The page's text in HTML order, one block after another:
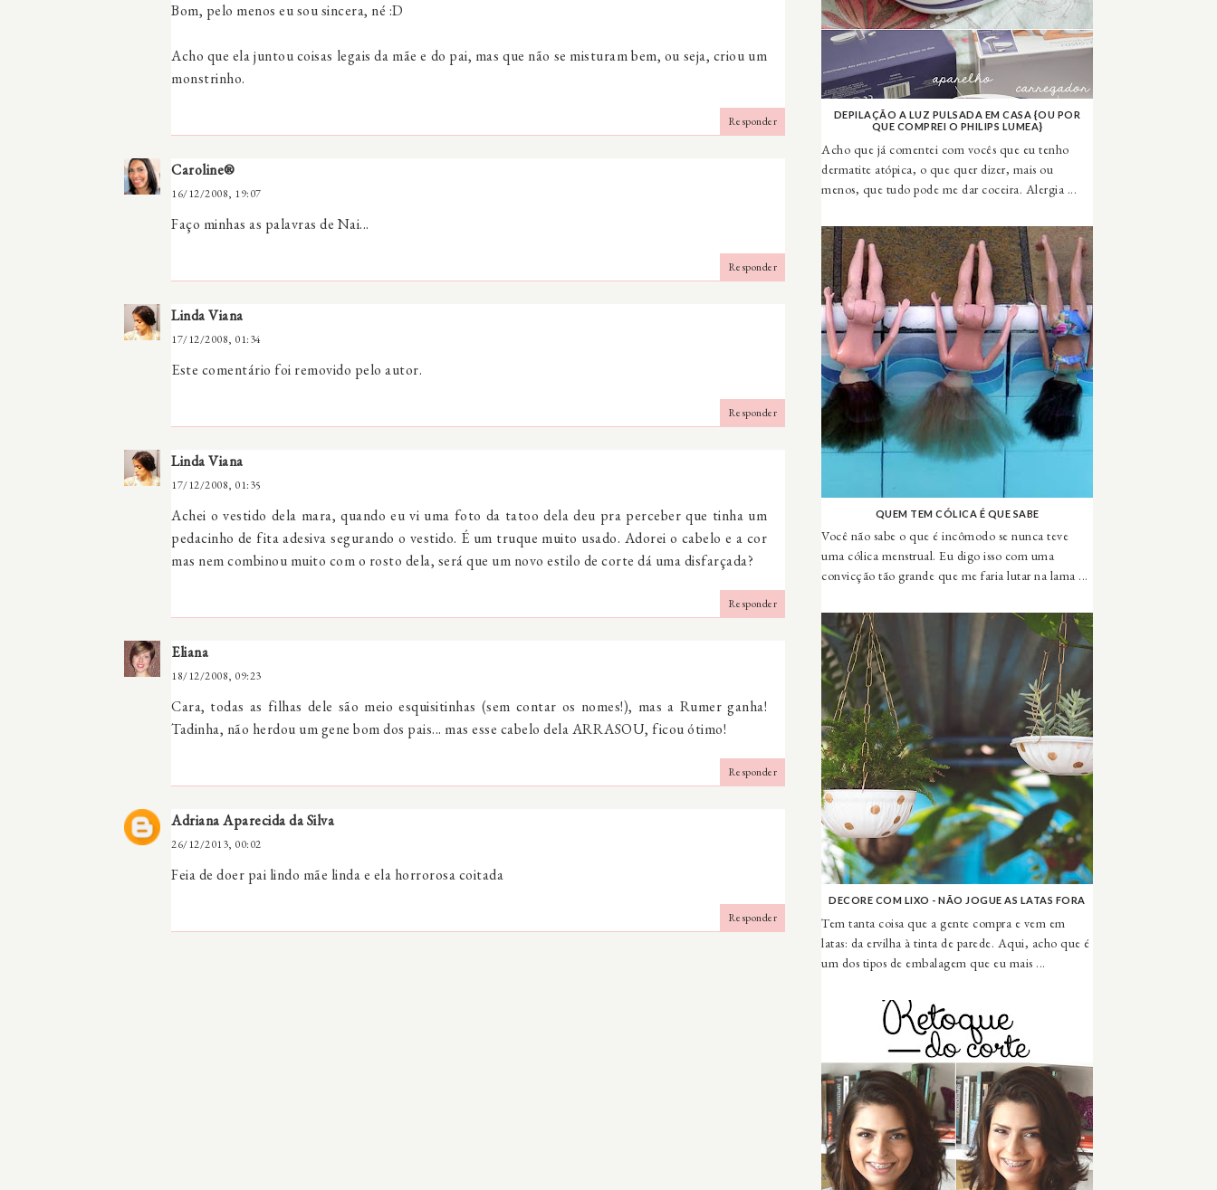
Bom, pelo menos eu sou sincera, né :D
Acho que ela juntou coisas legais da mãe e do pai, mas que não se misturam bem, ou seja, criou um
monstrinho.
Responder
Caroline®
16/12/2008, 19:07
Faço minhas as palavras de Nai...
Responder
Linda Viana
17/12/2008, 01:34
Este comentário foi removido pelo autor.
Responder
Linda Viana
17/12/2008, 01:35
Achei o vestido dela mara, quando eu vi uma foto da tatoo dela deu pra perceber que tinha um
pedacinho de fita adesiva segurando o vestido. É um truque muito usado. Adorei o cabelo e a cor
mas nem combinou muito com o rosto dela, será que um novo estilo de corte dá uma disfarçada?
Responder
Eliana
18/12/2008, 09:23
Cara, todas as filhas dele são meio esquisitinhas (sem contar os nomes!), mas a Rumer ganha!
Tadinha, não herdou um gene bom dos pais... mas esse cabelo dela ARRASOU, ficou ótimo!
Responder
Adriana Aparecida da Silva
26/12/2013, 00:02
Feia de doer pai lindo mãe linda e ela horrorosa coitada
Responder
DEPILAÇÃO A LUZ PULSADA EM CASA {OU POR
QUE COMPREI O PHILIPS LUMEA}
Acho que já comentei com vocês que eu tenho
dermatite atópica, o que quer dizer, mais ou
menos, que tudo pode me dar coceira. Alergia ...
QUEM TEM CÓLICA É QUE SABE
Você não sabe o que é incômodo se nunca teve
uma cólica menstrual. Eu digo isso com uma
convicção tão grande que me faria lutar na lama ...
DECORE COM LIXO - NÃO JOGUE AS LATAS FORA
Tem tanta coisa que a gente compra e vem em
latas: da ervilha à tinta de parede. Aqui, acho que é
um dos tipos de embalagem que eu mais ...